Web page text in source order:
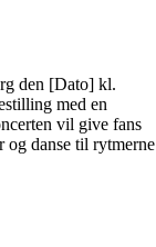
den [Dato] kl.
med en
vil give fans
og danse til rytmerne